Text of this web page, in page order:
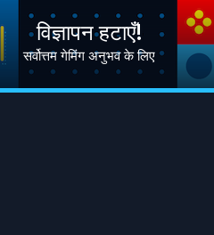
विज्ञापन हटाएँ!
सर्वोत्तम गेमिंग अनुभव के लिए